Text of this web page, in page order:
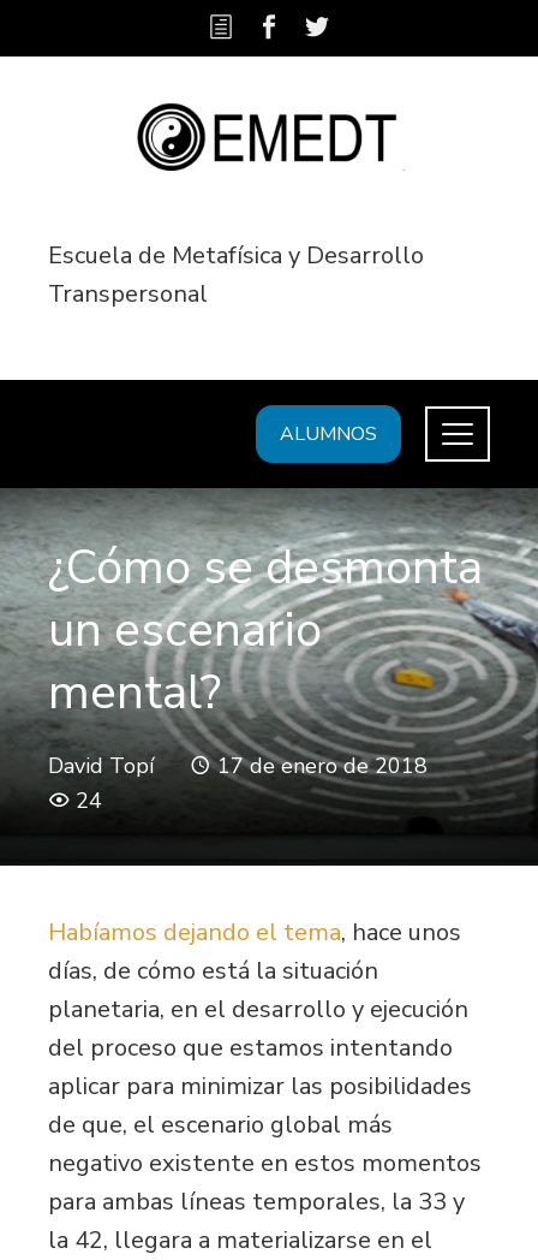
Escuela de Metafísica y Desarrollo
Transpersonal
ALUMNOS
¿Cómo se desmonta
un escenario
mental?
David Topí
17 de enero de 2018
24
Habíamos dejando el tema, hace unos
días, de cómo está la situación
planetaria, en el desarrollo y ejecución
del proceso que estamos intentando
aplicar para minimizar las posibilidades
de que, el escenario global más
negativo existente en estos momentos
para ambas líneas temporales, la 33 y
la 42, llegara a materializarse en el